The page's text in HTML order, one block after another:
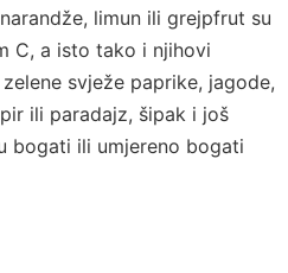
limun ili grejpfrut su
C, a isto tako i njihovi
svježe paprike, jagode,
ili paradajz, šipak i još
bogati ili umjereno bogati